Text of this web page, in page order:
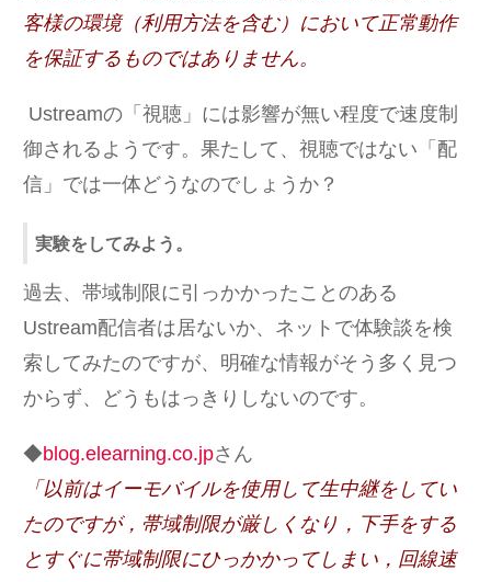
客様の環境（利用方法を含む）において正常動作
を保証するものではありません。
Ustreamの「視聴」には影響が無い程度で速度制
御されるようです。果たして、視聴ではない「配
信」では一体どうなのでしょうか？
実験をしてみよう。
過去、帯域制限に引っかかったことのある
Ustream配信者は居ないか、ネットで体験談を検
索してみたのですが、明確な情報がそう多く見つ
からず、どうもはっきりしないのです。
◆blog.elearning.co.jpさん
「以前はイーモバイルを使用して生中継をしてい
たのですが，帯域制限が厳しくなり，下手をする
とすぐに帯域制限にひっかかってしまい，回線速